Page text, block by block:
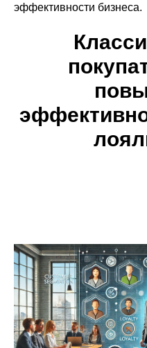
эффективности бизнеса.